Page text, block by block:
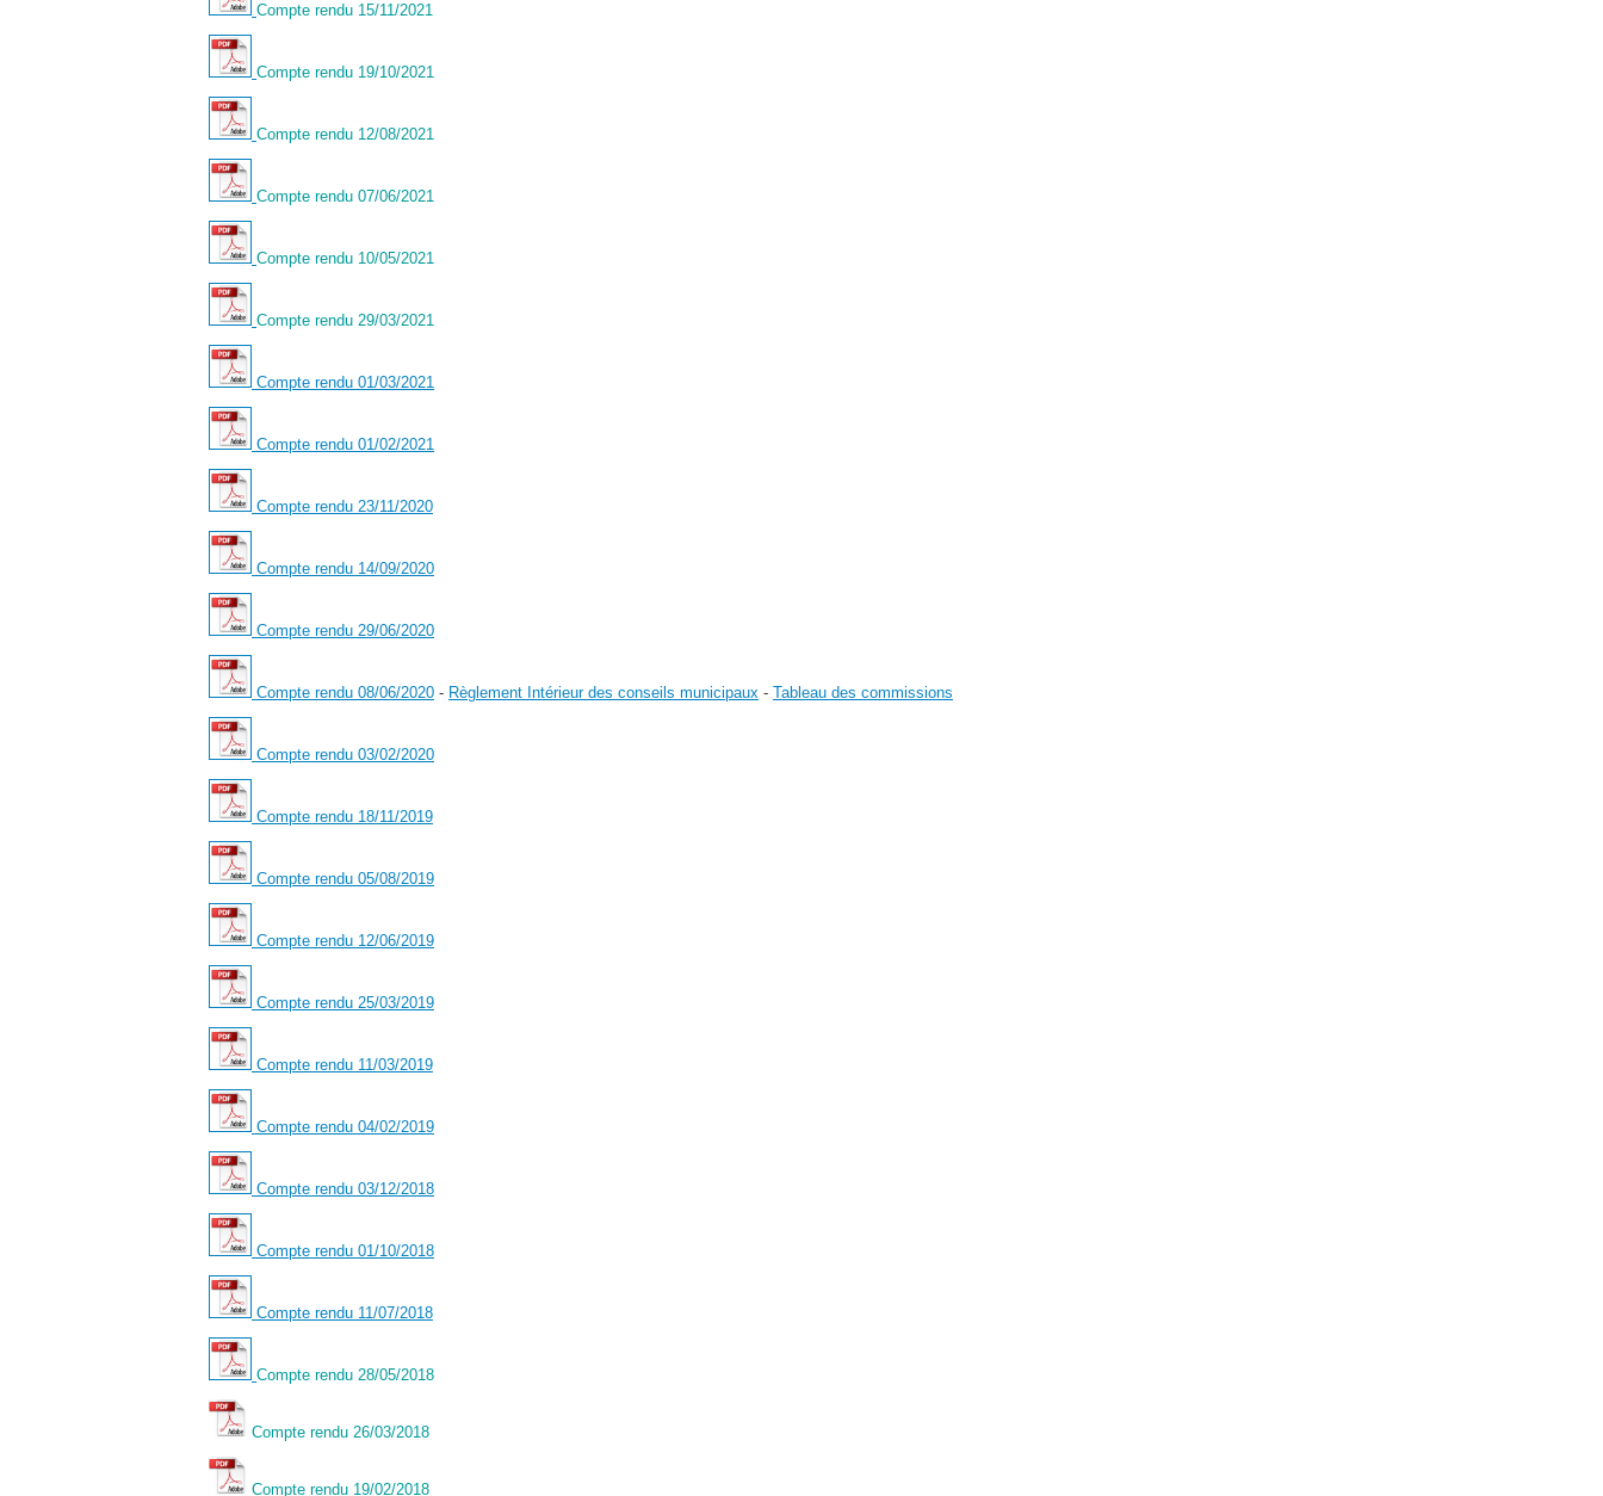
Compte rendu 15/11/2021
Compte rendu 19/10/2021
Compte rendu 12/08/2021
Compte rendu 07/06/2021
Compte rendu 10/05/2021
Compte rendu 29/03/2021
Compte rendu 01/03/2021
Compte rendu 01/02/2021
Compte rendu 23/11/2020
Compte rendu 14/09/2020
Compte rendu 29/06/2020
Compte rendu 08/06/2020 - Règlement Intérieur des conseils municipaux - Tableau des commissions
Compte rendu 03/02/2020
Compte rendu 18/11/2019
Compte rendu 05/08/2019
Compte rendu 12/06/2019
Compte rendu 25/03/2019
Compte rendu 11/03/2019
Compte rendu 04/02/2019
Compte rendu 03/12/2018
Compte rendu 01/10/2018
Compte rendu 11/07/2018
Compte rendu 28/05/2018
Compte rendu 26/03/2018
Compte rendu 19/02/2018